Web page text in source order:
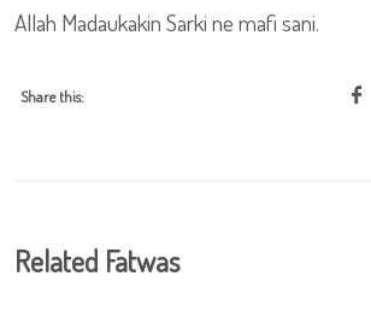
Allah Madaukakin Sarki ne mafi sani.
Share this:
Related Fatwas